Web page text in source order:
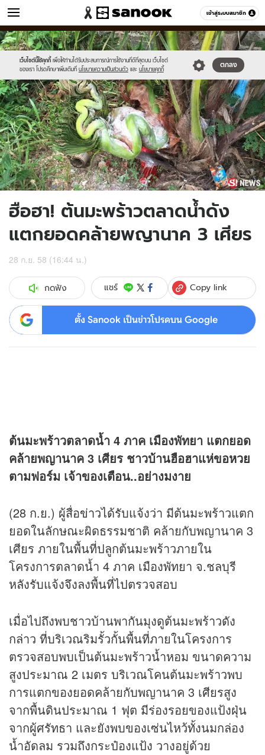
เข้าสู่ระบบสมาชิก
ข่าว หมวดอื่นๆ
เว็บไซต์นี้ใช้คุกกี้ เพื่อให้ท่านได้รับประสบการณ์การใช้งานที่ดีที่สุดบน เว็บไซต์
ของเรา โปรดศึกษาเพิ่มเติมที่ นโยบายความเป็นส่วนตัว และ นโยบายคุกกี้
ตกลง
Sanook
//s.isanook.com/sr/0/images/logo-
new-
sanook.png
600
60
//s.isanook.com/ns/0/ud/374/1873150/news07.jpg
ฮือฮา! ต้นมะพร้าวตลาดน้ำดัง
แตกยอดคล้ายพญานาค 3 เศียร
28 ก.ย. 58 (16:44 น.)
กดฟัง แชร์ Copy link
ตั้ง Sanook เป็นข่าวโปรดบน Google
ต้นมะพร้าวตลาดน้ำ 4 ภาค เมืองพัทยา แตกยอด
คล้ายพญานาค 3 เศียร ชาวบ้านฮือฮาแห่ขอหวย
ตามฟอร์ม เจ้าของเตือน..อย่างมงาย
(28 ก.ย.) ผู้สื่อข่าวได้รับแจ้งว่า มีต้นมะพร้าวแตก
ยอดในลักษณะผิดธรรมชาติ คล้ายกับพญานาค 3
เศียร ภายในพื้นที่ปลูกต้นมะพร้าวภายใน
โครงการตลาดน้ำ 4 ภาค เมืองพัทยา จ.ชลบุรี
หลังรับแจ้งจึงลงพื้นที่ไปตรวจสอบ
เมื่อไปถึงพบชาวบ้านพากันมุงดูต้นมะพร้าวดัง
กล่าว ที่บริเวณริมรั้วกั้นพื้นที่ภายในโครงการ
ตรวจสอบพบเป็นต้นมะพร้าวน้ำหอม ขนาดความ
สูงประมาณ 2 เมตร บริเวณโคนต้นมะพร้าวพบ
การแตกของยอดคล้ายกับพญานาค 3 เศียรสูง
จากพื้นดินประมาณ 1 ฟุต มีร่องรอยของแป้งฝุ่น
จากผู้ศรัทธา และยังพบของเซ่นไหว้ทั้งนมกล่อง
น้ำอัดลม รวมถึงกระป๋องแป้ง วางอยู่ด้วย